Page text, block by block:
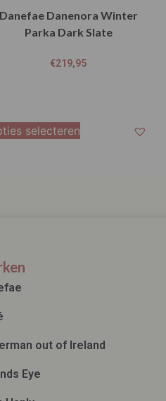
Danefae Danenora Winter
Parka Dark Slate
€219,95
selecteren
out of Ireland
Eye